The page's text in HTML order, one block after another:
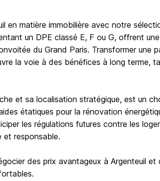
en matière immobilière avec notre
un DPE classé E, F ou G, offrent
du Grand Paris. Transformer une
la voie à des bénéfices à long terme,
et sa localisation stratégique, est un
étatiques pour la rénovation
les régulations futures contre les
et responsable.
des prix avantageux à Argenteuil